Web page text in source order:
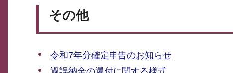
その他
令和7年分確定申告のお知らせ